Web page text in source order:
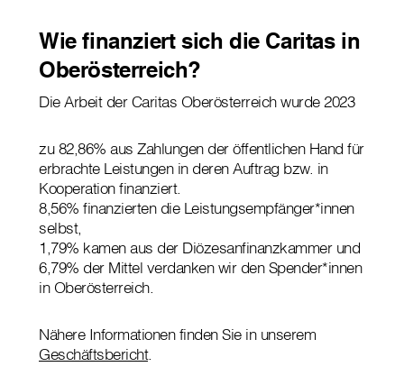
Wie finanziert sich die Caritas in
Oberösterreich?
Die Arbeit der Caritas Oberösterreich wurde 2023
zu 82,86% aus Zahlungen der öffentlichen Hand für
erbrachte Leistungen in deren Auftrag bzw. in
Kooperation finanziert.
8,56% finanzierten die Leistungsempfänger*innen
selbst,
1,79% kamen aus der Diözesanfinanzkammer und
6,79% der Mittel verdanken wir den Spender*innen
in Oberösterreich.
Nähere Informationen finden Sie in unserem
Geschäftsbericht.